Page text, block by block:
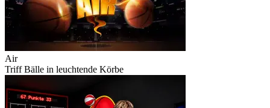
Air
Triff Bälle in leuchtende Körbe